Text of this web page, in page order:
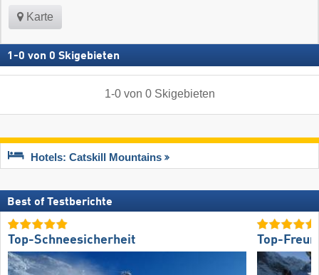
Karte
1 -0 von 0 Skigebieten
1-0von 0 Skigebieten
Hotels: Catskill Mountains
Best of Testberichte
Top-Schneesicherheit Top-